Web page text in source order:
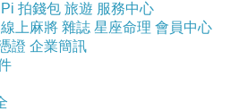
Pi 拍錢包 旅遊 服務中心
線上麻將 雜誌 星座命理 會員中心
證 企業簡訊